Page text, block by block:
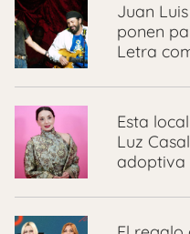
Juan
ponen
Letra
Esta
Luz
adoptiva